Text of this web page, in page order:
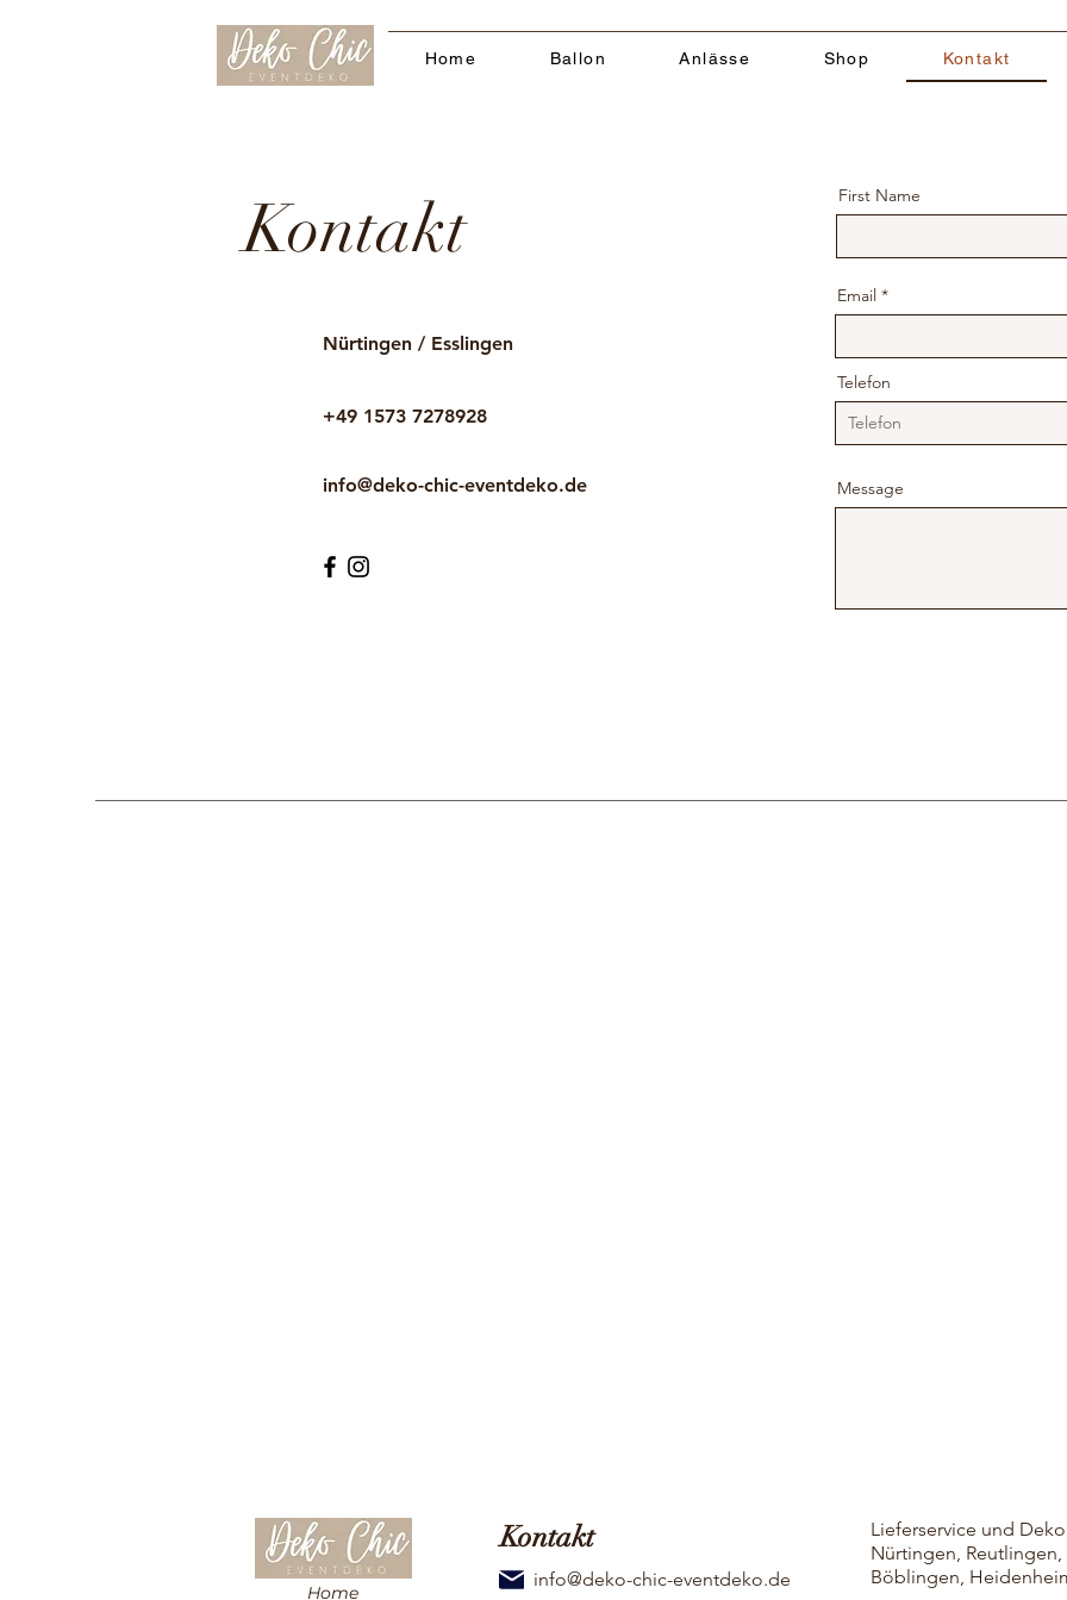
Home Ballon Anlässe Shop Kontakt
Kontakt
Nürtingen / Esslingen
+49 1573 7278928
info@deko-chic-eventdeko.de
First Name
Email
Telefon
Message
Home
Kontakt
info@deko-chic-eventdeko.de
Lieferservice und
Nürtingen,
Böblingen,